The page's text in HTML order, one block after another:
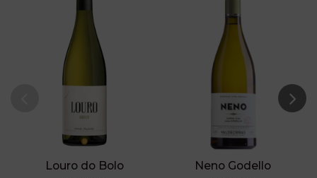
Louro do Bolo
Neno Godello